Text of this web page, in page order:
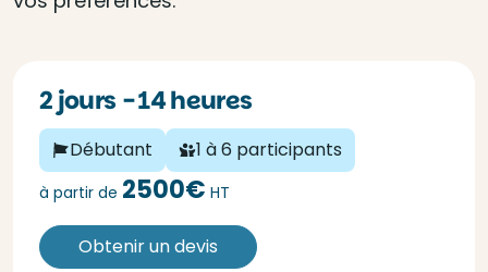
2 jours - 14 heures
Débutant 1 à 6 participants
à partir de 2500€ HT
Obtenir un devis